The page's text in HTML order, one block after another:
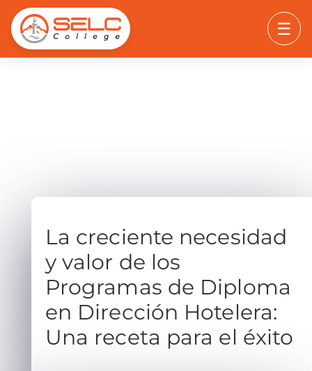
☰
La creciente necesidad
y valor de los
Programas de Diploma
en Dirección Hotelera:
Una receta para el éxito